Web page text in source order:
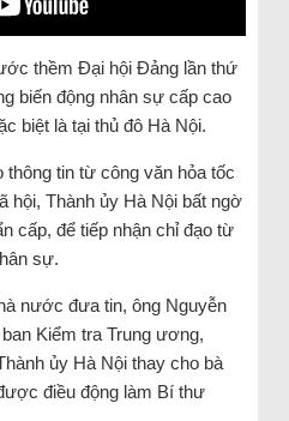
thềm Đại hội Đảng lần thứ
biến động nhân sự cấp cao
biệt là tại thủ đô Hà Nội.
thông tin từ công văn hỏa tốc
hội, Thành ủy Hà Nội bất ngờ
cấp, để tiếp nhận chỉ đạo từ
sự.
nước đưa tin, ông Nguyễn
Kiểm tra Trung ương,
ủy Hà Nội thay cho bà
điều động làm Bí thư